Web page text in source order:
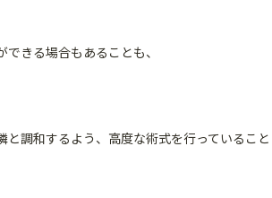
きる場合もあることも、
調和するよう、 高度な術式を行っていること